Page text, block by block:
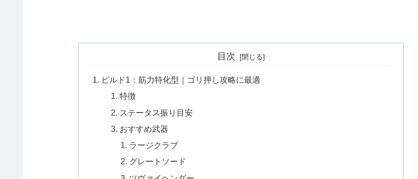
目次
ビルド1：筋力特化型｜ゴリ押し攻略に最適
特徴
ステータス振り目安
おすすめ武器
ラージクラブ
グレートソード